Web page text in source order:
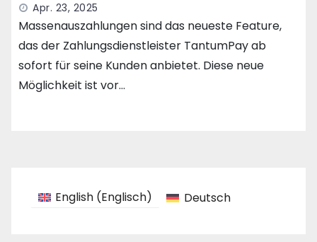
Apr. 23, 2025
Massenauszahlungen sind das neueste Feature,
das der Zahlungsdienstleister TantumPay ab
sofort für seine Kunden anbietet. Diese neue
Möglichkeit ist vor…
English (Englisch) Deutsch